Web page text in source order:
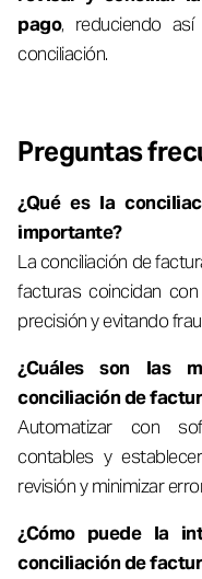
pago, reduciendo
conciliación.
Preguntas
¿Qué es la
importante?
La conciliación de
facturas coincidan
precisión y evitando
¿Cuáles son las
conciliación de
Automatizar con
contables y
revisión y minimizar
¿Cómo puede la
conciliación de